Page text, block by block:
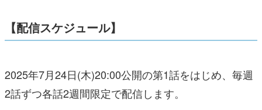
【配信スケジュール】
2025年7月24日(木)20:00公開の第1話をはじめ、毎週
2話ずつ各話2週間限定で配信します。